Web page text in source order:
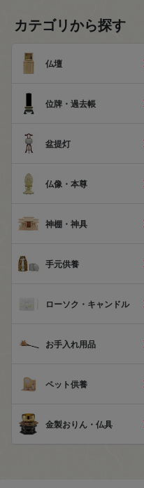
カテゴリから探す
仏壇
位牌・過去帳
盆提灯
仏像・本尊
神棚・神具
手元供養
ローソク・キャンドル
お手入れ用品
ペット供養
金製おりん・仏具